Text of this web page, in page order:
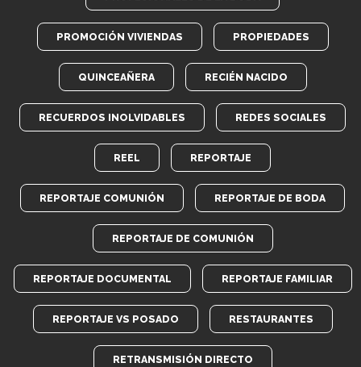
PROMOCIÓN VIVIENDAS PROPIEDADES
QUINCEAÑERA RECIÉN NACIDO
RECUERDOS INOLVIDABLES REDES SOCIALES
REEL REPORTAJE
REPORTAJE COMUNIÓN REPORTAJE DE BODA
REPORTAJE DE COMUNIÓN
REPORTAJE DOCUMENTAL REPORTAJE FAMILIAR
REPORTAJE VS POSADO RESTAURANTES
RETRANSMISIÓN DIRECTO